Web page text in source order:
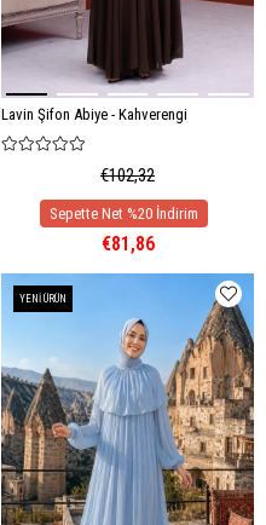
Lavin Şifon Abiye - Kahverengi
€102,32
€81,86
YENI ÜRÜN